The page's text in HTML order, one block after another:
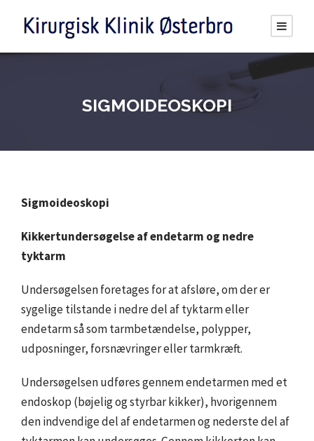
SIGMOIDEOSKOPI
Sigmoideoskopi
Kikkertundersøgelse af endetarm og nedre
tyktarm
Undersøgelsen foretages for at afsløre, om der er
sygelige tilstande i nedre del af tyktarm eller
endetarm så som tarmbetændelse, polypper,
udposninger, forsnævringer eller tarmkræft.
Undersøgelsen udføres gennem endetarmen med et
endoskop (bøjelig og styrbar kikker), hvorigennem
den indvendige del af endetarmen og nederste del af